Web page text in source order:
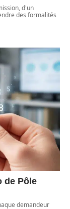
d'un
des formalités
de Pôle
demandeur